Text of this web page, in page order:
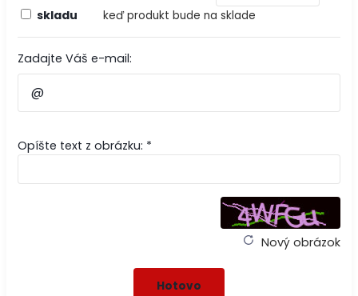
skladu keď produkt bude na sklade
Zadajte Váš e-mail:
Opíšte text z obrázku: *
Nový obrázok